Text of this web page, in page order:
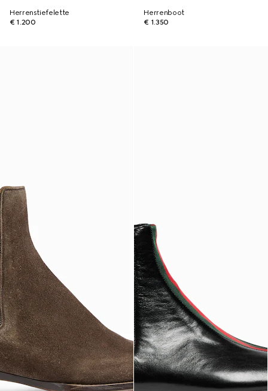
Herrenstiefelette
€ 1.200
Herrenboot
€ 1.350